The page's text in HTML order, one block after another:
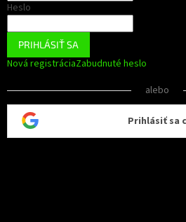
Heslo
PRIHLÁSIŤ SA
Nová registráciaZabudnuté heslo
alebo
Prihlásiť sa